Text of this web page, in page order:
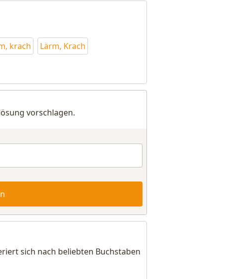
krach
Lärm, Krach
vorschlagen.
sich nach beliebten Buchstaben